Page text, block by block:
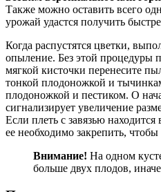
Также можно оставить всего
урожай удастся получить
Когда распустятся цветки,
опыление. Без этой процедуры
мягкой кисточки перенесите
тонкой плодоножкой и
плодоножкой и пестиком. О
сигнализирует увеличение
Если плеть с завязью
ее необходимо закрепить,
Внимание! На одном
больше двух плодов,